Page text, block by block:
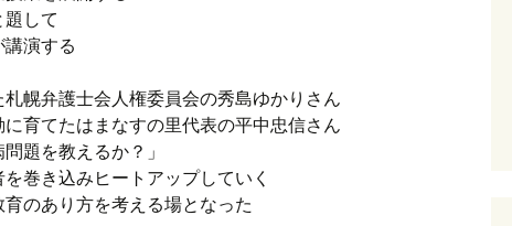
題して
演する
幌弁護士会人権委員会の秀島ゆかりさん
育てたはまなすの里代表の平中忠信さん
題を教えるか？」
巻き込みヒートアップしていく
のあり方を考える場となった